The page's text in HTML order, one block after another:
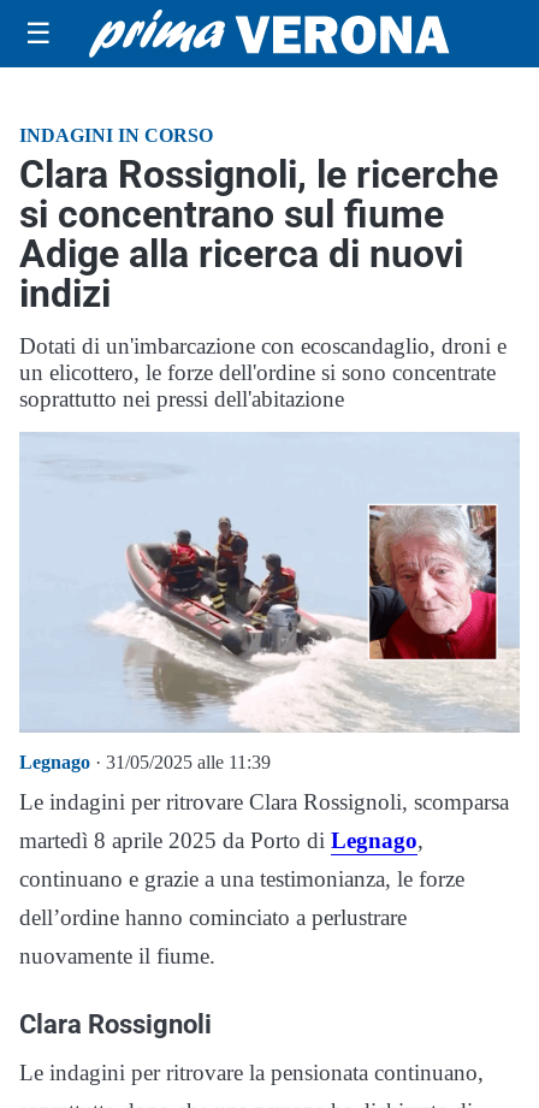
☰
INDAGINI IN CORSO
Clara Rossignoli, le ricerche
si concentrano sul fiume
Adige alla ricerca di nuovi
indizi
Dotati di un'imbarcazione con ecoscandaglio, droni e
un elicottero, le forze dell'ordine si sono concentrate
soprattutto nei pressi dell'abitazione
Legnago · 31/05/2025 alle 11:39
Le indagini per ritrovare Clara Rossignoli, scomparsa
martedì 8 aprile 2025 da Porto di Legnago,
continuano e grazie a una testimonianza, le forze
dell’ordine hanno cominciato a perlustrare
nuovamente il fiume.
Clara Rossignoli
Le indagini per ritrovare la pensionata continuano,